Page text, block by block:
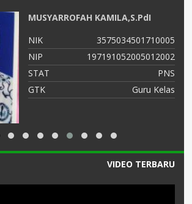
MUSYARROFAH KAMILA,S.PdI
NIK
3575034501710005
NIP
197191052005012002
STAT
PNS
GTK
Guru Kelas
VIDEO TERBARU